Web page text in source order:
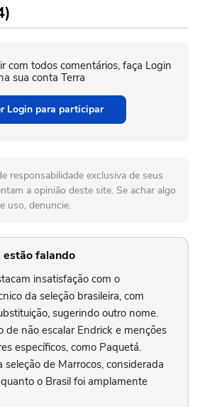
com todos comentários, faça Login
sua conta Terra
Login para participar
responsabilidade exclusiva de seus
a opinião deste site. Se achar algo
uso, denuncie.
estão falando
insatisfação com o
da seleção brasileira, com
sugerindo outro nome.
de não escalar Endrick e menções
específicos, como Paquetá.
seleção de Marrocos, considerada
o Brasil foi amplamente